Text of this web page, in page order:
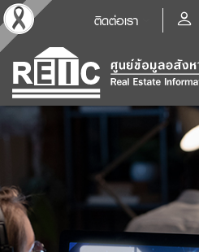
ติดต่อเรา